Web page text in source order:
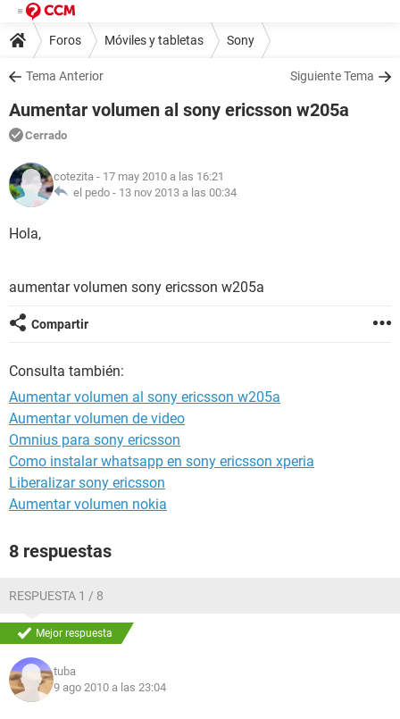
Foros Móviles y tabletas Sony
Tema Anterior Siguiente Tema
Aumentar volumen al sony ericsson w205a
Cerrado
cotezita - 17 may 2010 a las 16:21
el pedo - 13 nov 2013 a las 00:34
Hola,
aumentar volumen sony ericsson w205a
Compartir
Consulta también:
Aumentar volumen al sony ericsson w205a
Aumentar volumen de video
Omnius para sony ericsson
Como instalar whatsapp en sony ericsson xperia
Liberalizar sony ericsson
Aumentar volumen nokia
8 respuestas
RESPUESTA 1 / 8
Mejor respuesta
tuba
9 ago 2010 a las 23:04